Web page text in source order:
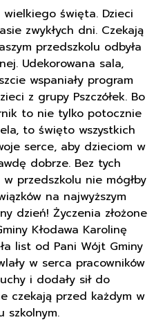
święta. Dzieci
zwykłych dni. Czekają
przedszkolu odbyła
Udekorowana sala,
wspaniały program
z grupy Pszczółek. Bo
to nie tylko potocznie
to święto wszystkich
serce, aby dzieciom w
dobrze. Bez tych
przedszkolu nie mógłby
na najwyższym
dzień! Życzenia złożone
Kłodawa Karolinę
list od Pani Wójt Gminy
w serca pracowników
i dodały sił do
czekają przed każdym w
szkolnym.